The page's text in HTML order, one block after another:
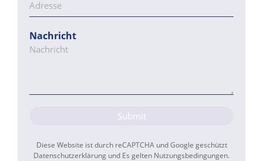
Nachricht
Submit
Diese Website ist durch reCAPTCHA und Google geschützt
Datenschutzerklärung und Es gelten Nutzungsbedingungen.